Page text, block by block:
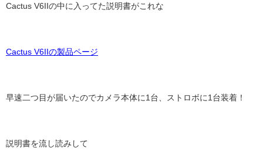
Cactus V6IIの中に入ってた説明書がこれな
Cactus V6IIの製品ページ
早速二つ目が届いたのでカメラ本体に1台、ストロボに1台装着！
説明書を流し読みして